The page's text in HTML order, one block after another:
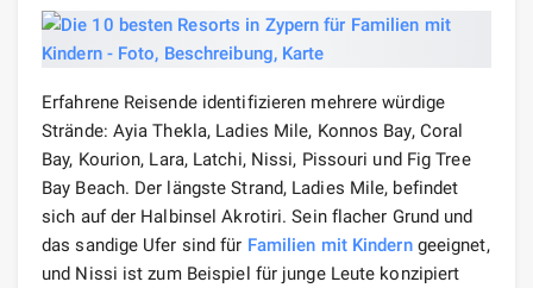
Erfahrene Reisende identifizieren mehrere würdige
Strände: Ayia Thekla, Ladies Mile, Konnos Bay, Coral
Bay, Kourion, Lara, Latchi, Nissi, Pissouri und Fig Tree
Bay Beach. Der längste Strand, Ladies Mile, befindet
sich auf der Halbinsel Akrotiri. Sein flacher Grund und
das sandige Ufer sind für Familien mit Kinderngeeignet,
und Nissi ist zum Beispiel für junge Leute konzipiert